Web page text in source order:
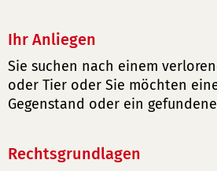
Ihr Anliegen
Sie suchen nach einem
oder Tier oder Sie möchten
Gegenstand oder ein
Rechtsgrundlagen